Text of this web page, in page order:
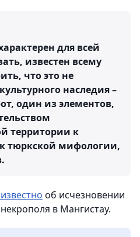
для всей
известен всему
что это не
наследия –
один из элементов,
территории к
тюркской мифологии,
об исчезновении
в Мангистау.